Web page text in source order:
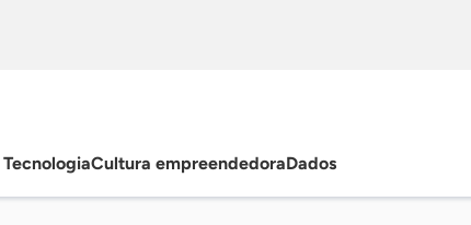
Cultura empreendedoraDados